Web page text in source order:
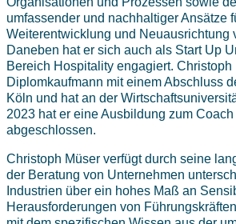
umfassender und nachhaltiger Ansätze
Weiterentwicklung und Neuausrichtung
Daneben hat er sich auch als Start Up
Bereich Hospitality engagiert. Christoph
Diplomkaufmann mit einem Abschluss
Köln und hat an der
2023 hat er eine Ausbildung zum
abgeschlossen.
Christoph Müser verfügt durch seine
der Beratung von Unternehmen
Industrien über ein hohes Maß an
Herausforderungen von